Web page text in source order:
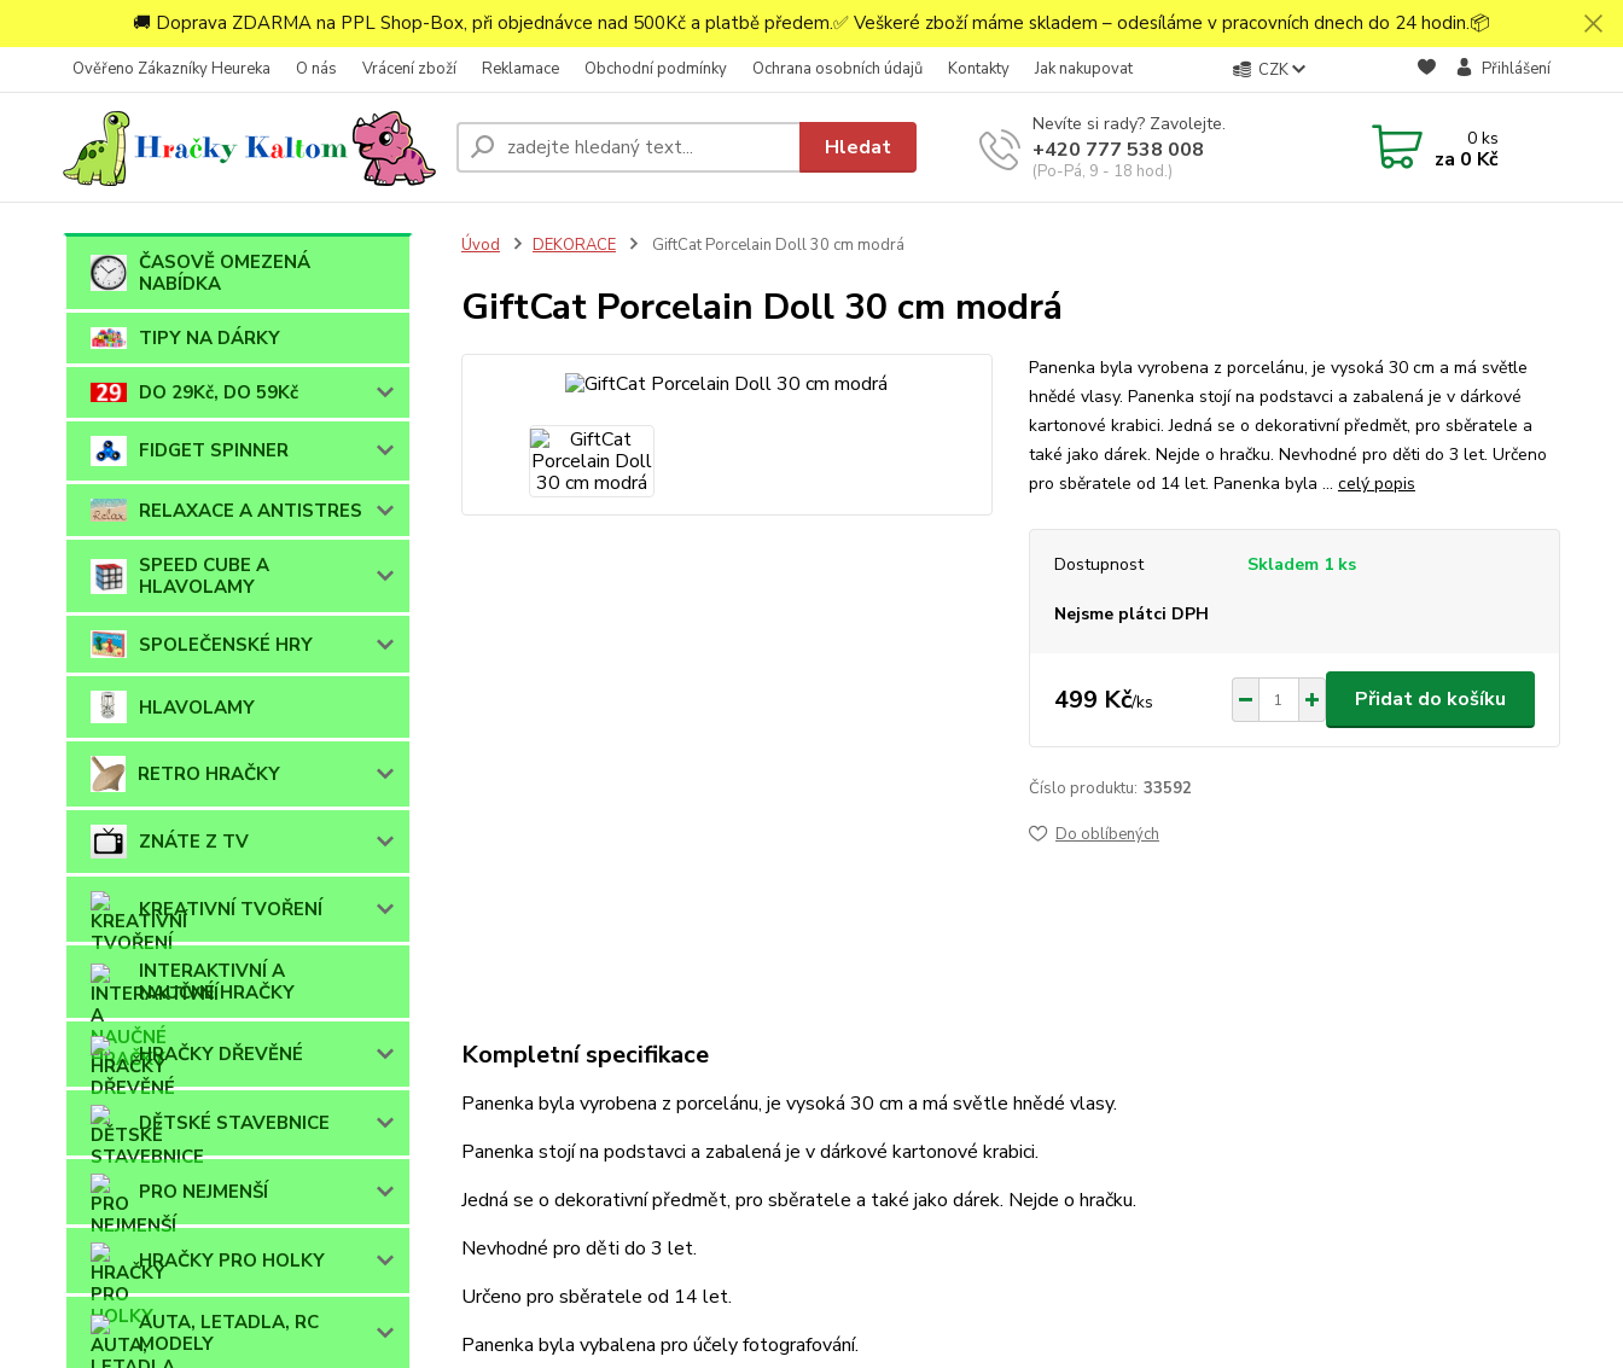
🚚 Doprava ZDARMA na PPL Shop-Box, při objednávce nad 500Kč a platbě předem.✅ Veškeré zboží máme skladem – odesíláme v pracovních dnech do 24 hodin.📦
Ověřeno Zákazníky Heureka O nás Vrácení zboží Reklamace Obchodní podmínky Ochrana osobních údajů Kontakty Jak nakupovat CZK Přihlášení
Hledat
Nevíte si rady? Zavolejte.
+420 777 538 008
(Po-Pá, 9 - 18 hod.)
0ks
za 0 Kč
ČASOVĚ OMEZENÁ
NABÍDKA
TIPY NA DÁRKY
DO 29Kč, DO 59Kč
FIDGET SPINNER
RELAXACE A ANTISTRES
SPEED CUBE A
HLAVOLAMY
SPOLEČENSKÉ HRY
HLAVOLAMY
RETRO HRAČKY
ZNÁTE Z TV
KREATIVNÍ TVOŘENÍ
INTERAKTIVNÍ A
NAUČNÉ HRAČKY
HRAČKY DŘEVĚNÉ
DĚTSKÉ STAVEBNICE
PRO NEJMENŠÍ
HRAČKY PRO HOLKY
AUTA, LETADLA, RC
MODELY
Úvod DEKORACE GiftCat Porcelain Doll 30 cm modrá
GiftCat Porcelain Doll 30 cm modrá
Panenka byla vyrobena z porcelánu, je vysoká 30 cm a má světle
hnědé vlasy. Panenka stojí na podstavci a zabalená je v dárkové
kartonové krabici. Jedná se o dekorativní předmět, pro sběratele a
také jako dárek. Nejde o hračku. Nevhodné pro děti do 3 let. Určeno
pro sběratele od 14 let. Panenka byla ... celý popis
Dostupnost Skladem 1 ks
Nejsme plátci DPH
499 Kč/ks Přidat do košíku
Číslo produktu: 33592
Do oblíbených
Kompletní specifikace
Panenka byla vyrobena z porcelánu, je vysoká 30 cm a má světle hnědé vlasy.
Panenka stojí na podstavci a zabalená je v dárkové kartonové krabici.
Jedná se o dekorativní předmět, pro sběratele a také jako dárek. Nejde o hračku.
Nevhodné pro děti do 3 let.
Určeno pro sběratele od 14 let.
Panenka byla vybalena pro účely fotografování.